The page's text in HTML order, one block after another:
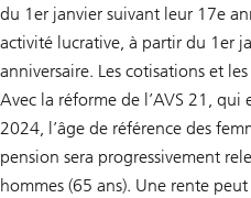
du 1er janvier suivant leur 17e
activité lucrative, à partir du 1er
anniversaire. Les cotisations et
Avec la réforme de l’AVS 21,
2024, l’âge de référence des
pension sera progressivement
hommes (65 ans). Une rente